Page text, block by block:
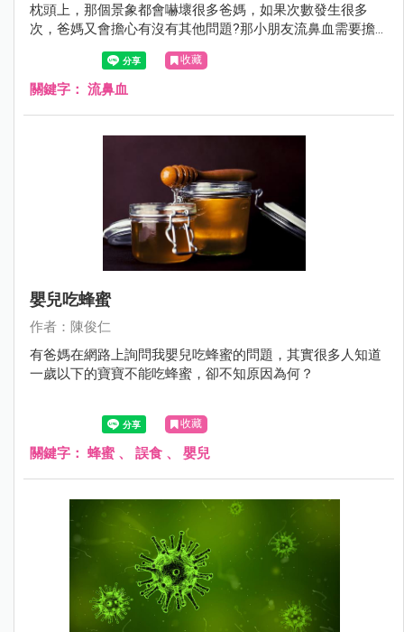
枕頭上，那個景象都會嚇壞很多爸媽，如果次數發生很多
次，爸媽又會擔心有沒有其他問題?那小朋友流鼻血需要擔
心什麼呢?那時後需要看醫師呢？
收藏
關鍵字： 流鼻血
嬰兒吃蜂蜜
作者：陳俊仁
有爸媽在網路上詢問我嬰兒吃蜂蜜的問題，其實很多人知道
一歲以下的寶寶不能吃蜂蜜，卻不知原因為何？
收藏
關鍵字： 蜂蜜、 誤食 、 嬰兒